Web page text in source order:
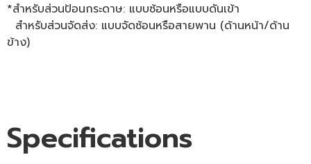
*สำหรับส่วนป้อนกระดาษ: แบบซ้อนหรือแบบดันเข้า
สำหรับส่วนจัดส่ง: แบบจัดซ้อนหรือสายพาน (ด้านหน้า/ด้าน
ข้าง)
Specifications